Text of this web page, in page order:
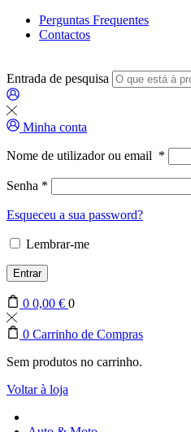
Perguntas Frequentes
Contactos
Entrada de pesquisa
Minha conta
Nome de utilizador ou email *
Senha *
Esqueceu a sua password?
Lembrar-me
Entrar
0 0,00 € 0
0 Carrinho de Compras
Sem produtos no carrinho.
Voltar à loja